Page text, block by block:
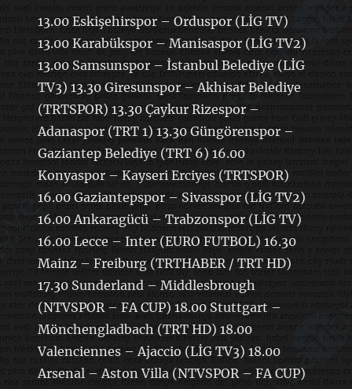
13.00 Eskişehirspor – Orduspor (LİG TV)
13.00 Karabükspor – Manisaspor (LİG TV2)
13.00 Samsunspor – İstanbul Belediye (LİG
TV3) 13.30 Giresunspor – Akhisar Belediye
(TRTSPOR) 13.30 Çaykur Rizespor –
Adanaspor (TRT 1) 13.30 Güngörenspor –
Gaziantep Belediye (TRT 6) 16.00
Konyaspor – Kayseri Erciyes (TRTSPOR)
16.00 Gaziantepspor – Sivasspor (LİG TV2)
16.00 Ankaragücü – Trabzonspor (LİG TV)
16.00 Lecce – Inter (EURO FUTBOL) 16.30
Mainz – Freiburg (TRTHABER / TRT HD)
17.30 Sunderland – Middlesbrough
(NTVSPOR – FA CUP) 18.00 Stuttgart –
Mönchengladbach (TRT HD) 18.00
Valenciennes – Ajaccio (LİG TV3) 18.00
Arsenal – Aston Villa (NTVSPOR – FA CUP)